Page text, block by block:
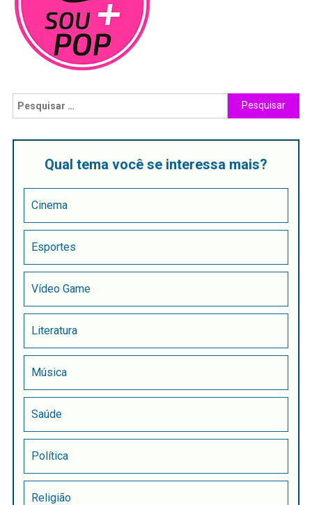
Qual tema você se interessa mais?
Cinema
Esportes
Vídeo Game
Literatura
Música
Saúde
Política
Religião